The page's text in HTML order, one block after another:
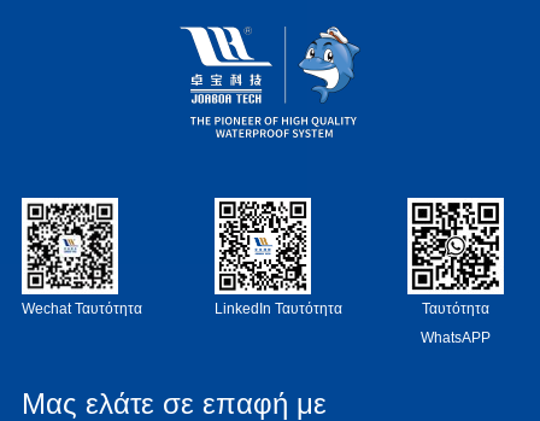
Wechat Ταυτότητα LinkedIn Ταυτότητα
Ταυτότητα
WhatsAPP
Μας ελάτε σε επαφή με